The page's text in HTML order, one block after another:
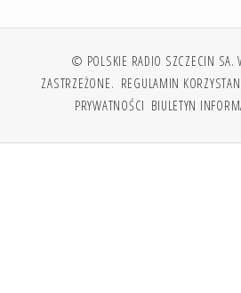
© POLSKIE RADIO SZCZECIN SA.
ZASTRZEŻONE. REGULAMIN
PRYWATNOŚCI BIULETYN